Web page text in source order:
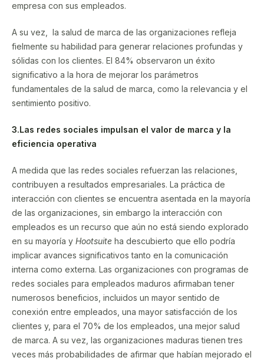
empresa con sus empleados.
A su vez, la salud de marca de las organizaciones refleja
fielmente su habilidad para generar relaciones profundas y
sólidas con los clientes. El 84% observaron un éxito
significativo a la hora de mejorar los parámetros
fundamentales de la salud de marca, como la relevancia y el
sentimiento positivo.
3.Las redes sociales impulsan el valor de marca y la
eficiencia operativa
A medida que las redes sociales refuerzan las relaciones,
contribuyen a resultados empresariales. La práctica de
interacción con clientes se encuentra asentada en la mayoría
de las organizaciones, sin embargo la interacción con
empleados es un recurso que aún no está siendo explorado
en su mayoría y Hootsuite ha descubierto que ello podría
implicar avances significativos tanto en la comunicación
interna como externa. Las organizaciones con programas de
redes sociales para empleados maduros afirmaban tener
numerosos beneficios, incluidos un mayor sentido de
conexión entre empleados, una mayor satisfacción de los
clientes y, para el 70% de los empleados, una mejor salud
de marca. A su vez, las organizaciones maduras tienen tres
veces más probabilidades de afirmar que habían mejorado el